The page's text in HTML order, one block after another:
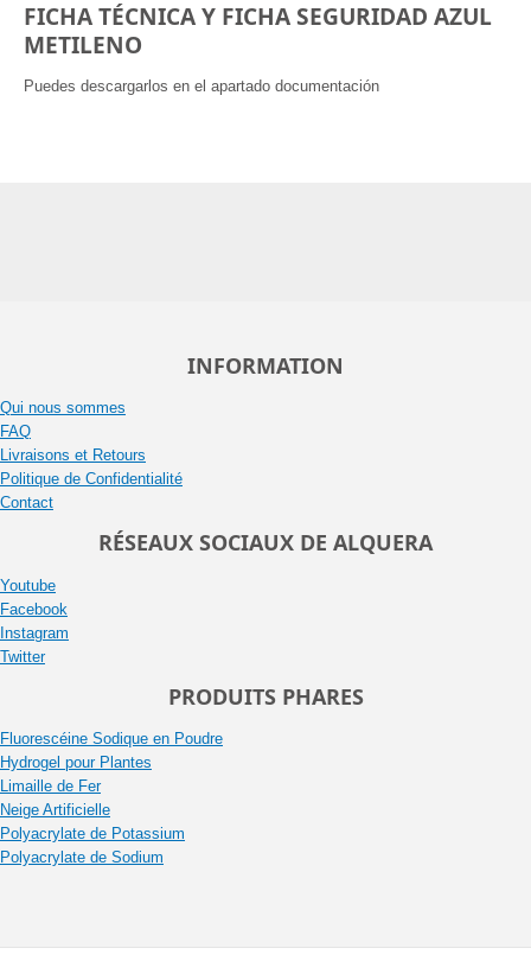
FICHA TÉCNICA Y FICHA SEGURIDAD AZUL
METILENO
Puedes descargarlos en el apartado documentación
INFORMATION
Qui nous sommes
FAQ
Livraisons et Retours
Politique de Confidentialité
Contact
RÉSEAUX SOCIAUX DE ALQUERA
Youtube
Facebook
Instagram
Twitter
PRODUITS PHARES
Fluorescéine Sodique en Poudre
Hydrogel pour Plantes
Limaille de Fer
Neige Artificielle
Polyacrylate de Potassium
Polyacrylate de Sodium